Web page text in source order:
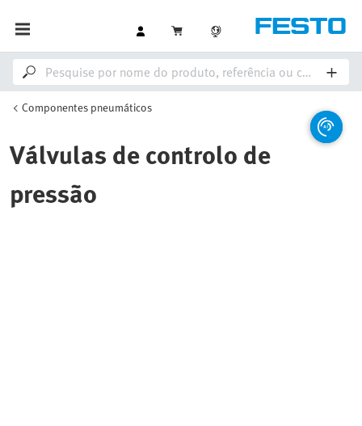
Componentes pneumáticos
Válvulas de controlo de
pressão